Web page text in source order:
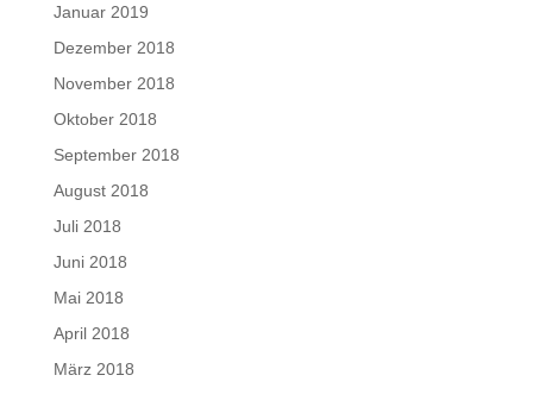
Januar 2019
Dezember 2018
November 2018
Oktober 2018
September 2018
August 2018
Juli 2018
Juni 2018
Mai 2018
April 2018
März 2018